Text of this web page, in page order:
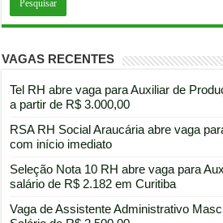
VAGAS RECENTES
Tel RH abre vaga para Auxiliar de
a partir de R$ 3.000,00
RSA RH Social Araucária abre vaga
com início imediato
Seleção Nota 10 RH abre vaga para
salário de R$ 2.182 em Curitiba
Vaga de Assistente Administrativo